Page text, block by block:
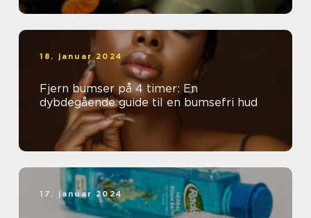
18. januar 2024
Fjern bumser på 4 timer: En
dybdegående guide til en bumsefri hud
17. januar 2024